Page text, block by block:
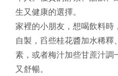
生又健康的選擇。
家裡的小朋友，想喝飲料時
自製，舀些桂花醬加水稀
素，或者梅汁加些甘蔗汁調
又舒暢。